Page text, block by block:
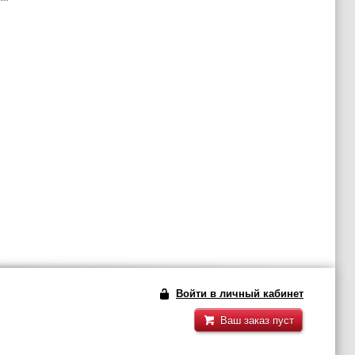
Войти в личный кабинет
Ваш заказ пуст